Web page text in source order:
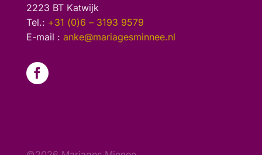
2223 BT Katwijk
Tel.: +31 (0)6 – 3193 9579
E-mail : anke@mariagesminnee.nl